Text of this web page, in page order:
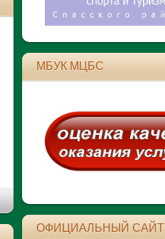
МБУК МЦБС
ОФИЦИАЛЬНЫЙ САЙТ